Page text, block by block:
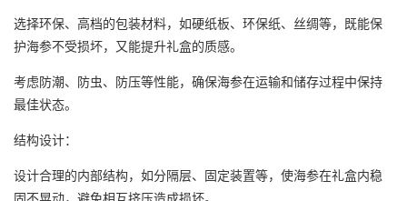
选择环保、高档的包装材料，如硬纸板、环保纸、丝绸等，既能保
护海参不受损坏，又能提升礼盒的质感。
考虑防潮、防虫、防压等性能，确保海参在运输和储存过程中保持
最佳状态。
结构设计：
设计合理的内部结构，如分隔层、固定装置等，使海参在礼盒内稳
固不晃动，避免相互挤压造成损坏。